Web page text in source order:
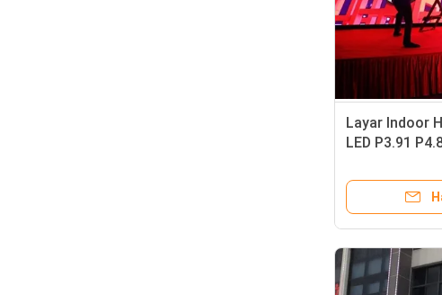
Layar Indoor
LED P3.91